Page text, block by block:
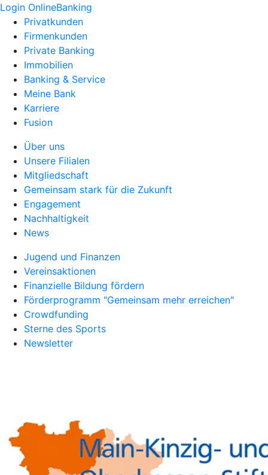
Login OnlineBanking
Privatkunden
Firmenkunden
Private Banking
Immobilien
Banking & Service
Meine Bank
Karriere
Fusion
Über uns
Unsere Filialen
Mitgliedschaft
Gemeinsam stark für die Zukunft
Engagement
Nachhaltigkeit
News
Jugend und Finanzen
Vereinsaktionen
Finanzielle Bildung fördern
Förderprogramm "Gemeinsam mehr erreichen"
Crowdfunding
Sterne des Sports
Newsletter